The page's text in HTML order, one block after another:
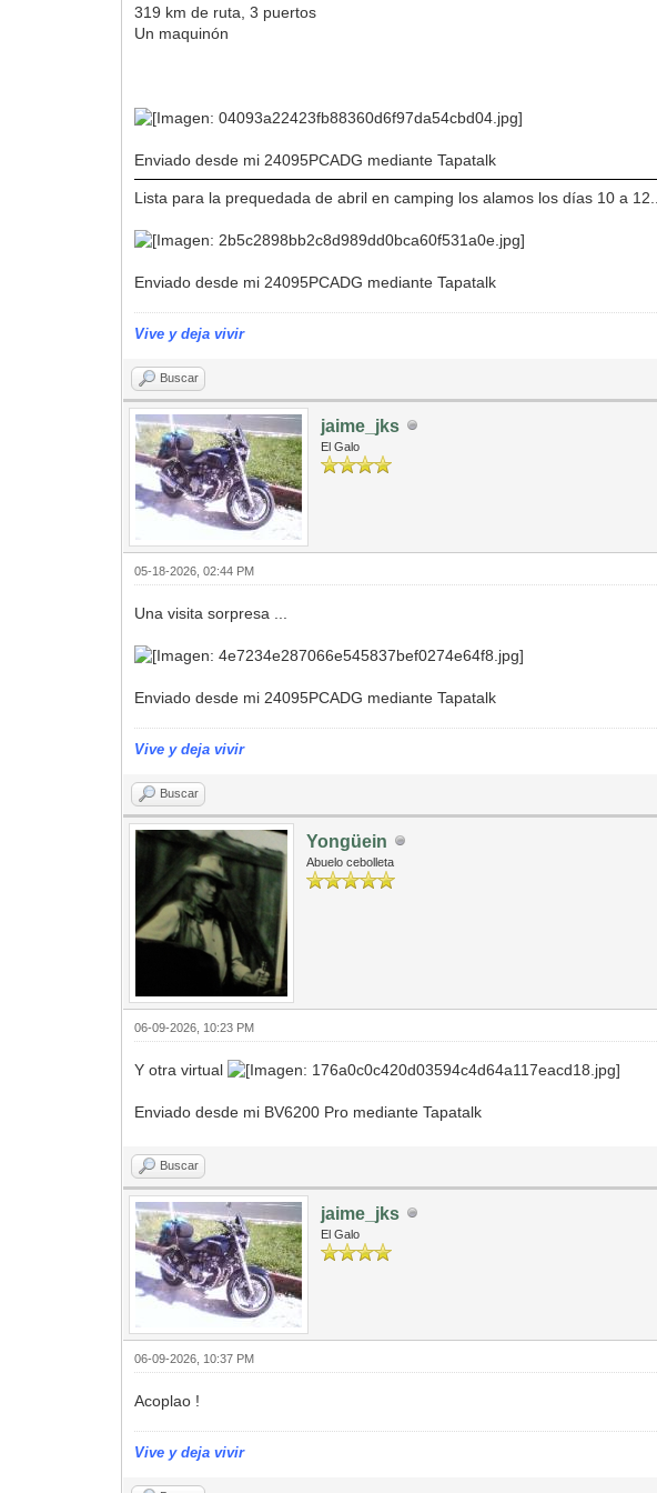
319 km de ruta, 3 puertos
Un maquinón
Enviado desde mi 24095PCADG mediante Tapatalk
Lista para la prequedada de abril en camping los alamos los días 10 a 12...
Enviado desde mi 24095PCADG mediante Tapatalk
Vive y deja vivir
Buscar
jaime_jks
El Galo
05-18-2026, 02:44 PM
Una visita sorpresa ...
Enviado desde mi 24095PCADG mediante Tapatalk
Vive y deja vivir
Buscar
Yongüein
Abuelo cebolleta
06-09-2026, 10:23 PM
Y otra virtual
Enviado desde mi BV6200 Pro mediante Tapatalk
Buscar
jaime_jks
El Galo
06-09-2026, 10:37 PM
Acoplao !
Vive y deja vivir